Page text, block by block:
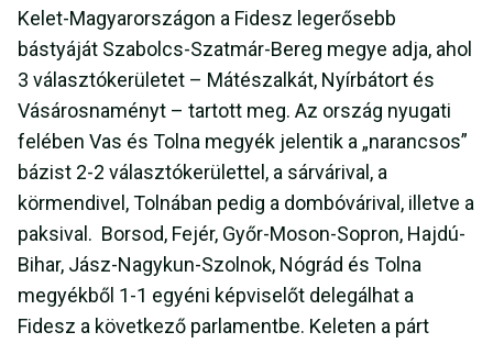
Kelet-Magyarországon a Fidesz legerősebb
bástyáját Szabolcs-Szatmár-Bereg megye adja, ahol
3 választókerületet – Mátészalkát, Nyírbátort és
Vásárosnaményt – tartott meg. Az ország nyugati
felében Vas és Tolna megyék jelentik a „narancsos”
bázist 2-2 választókerülettel, a sárvárival, a
körmendivel, Tolnában pedig a dombóvárival, illetve a
paksival. Borsod, Fejér, Győr-Moson-Sopron, Hajdú-
Bihar, Jász-Nagykun-Szolnok, Nógrád és Tolna
megyékből 1-1 egyéni képviselőt delegálhat a
Fidesz a következő parlamentbe. Keleten a párt